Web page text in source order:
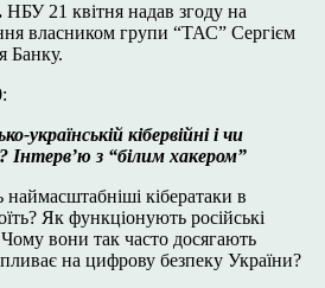
НБУ 21 квітня надав згоду на
власником групи “ТАС” Сергієм
Банку.
українській кібервійні і чи
Інтерв’ю з “білим хакером”
кібератаки в
Як функціонують російські
вони так часто досягають
на цифрову безпеку України?